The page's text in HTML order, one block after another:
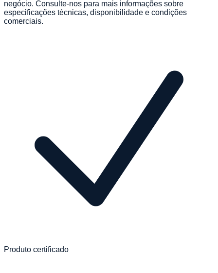
negócio. Consulte-nos para mais informações sobre
especificações técnicas, disponibilidade e condições
comerciais.
Produto certificado